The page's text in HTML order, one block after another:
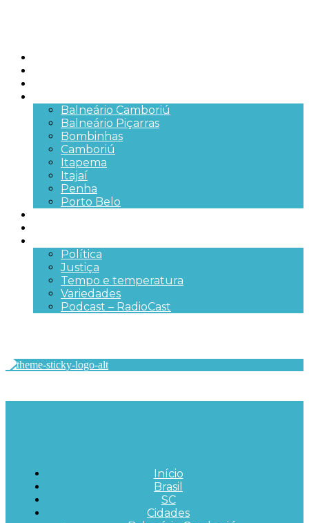
Balneário Camboriú
Balneário Piçarras
Bombinhas
Camboriú
Itapema
Itajaí
Penha
Porto Belo
Política
Justiça
Tempo e temperatura
Variedades
Podcast – RadioCast
Início
Brasil
SC
Cidades